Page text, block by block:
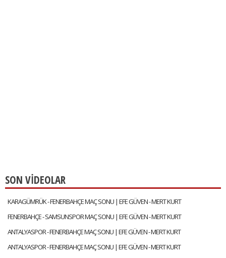
SON VİDEOLAR
KARAGÜMRÜK - FENERBAHÇE MAÇ SONU | EFE GÜVEN - MERT KURT
FENERBAHÇE - SAMSUNSPOR MAÇ SONU | EFE GÜVEN - MERT KURT
ANTALYASPOR - FENERBAHÇE MAÇ SONU | EFE GÜVEN - MERT KURT
ANTALYASPOR - FENERBAHÇE MAÇ SONU | EFE GÜVEN - MERT KURT